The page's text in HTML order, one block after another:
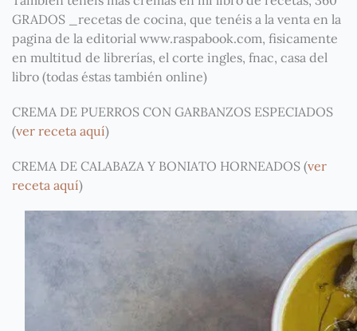
GRADOS _recetas de cocina, que tenéis a la venta en la
pagina de la editorial www.raspabook.com, fisicamente
en multitud de librerías, el corte ingles, fnac, casa del
libro (todas éstas también online)
CREMA DE PUERROS CON GARBANZOS ESPECIADOS
(ver receta aquí)
CREMA DE CALABAZA Y BONIATO HORNEADOS (ver
receta aquí)